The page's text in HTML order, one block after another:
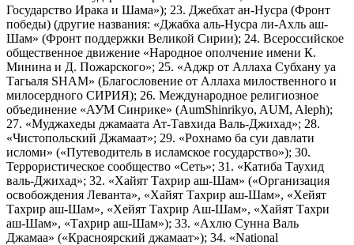
Государство Ирака и Шама»); 23. Джебхат ан-Нусра (Фронт
победы) (другие названия: «Джабха аль-Нусра ли-Ахль аш-
Шам» (Фронт поддержки Великой Сирии); 24. Всероссийское
общественное движение «Народное ополчение имени К.
Минина и Д. Пожарского»; 25. «Аджр от Аллаха Субхану уа
Тагьаля SHAM» (Благословение от Аллаха милоственного и
милосердного СИРИЯ); 26. Международное религиозное
объединение «АУМ Синрике» (AumShinrikyo, AUM, Aleph);
27. «Муджахеды джамаата Ат-Тавхида Валь-Джихад»; 28.
«Чистопольский Джамаат»; 29. «Рохнамо ба суи давлати
исломи» («Путеводитель в исламское государство»); 30.
Террористическое сообщество «Сеть»; 31. «Катиба Таухид
валь-Джихад»; 32. «Хайят Тахрир аш-Шам» («Организация
освобождения Леванта», «Хайят Тахрир аш-Шам», «Хейят
Тахрир аш-Шам», «Хейят Тахрир Аш-Шам», «Хайят Тахри
аш-Шам», «Тахрир аш-Шам»); 33. «Ахлю Сунна Валь
Джамаа» («Красноярский джамаат»); 34. «National